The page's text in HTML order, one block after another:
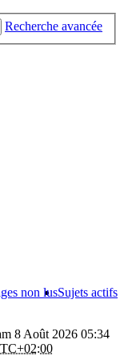
Recherche avancée
Sujets actifs
non lus
8 Août 2026 05:34